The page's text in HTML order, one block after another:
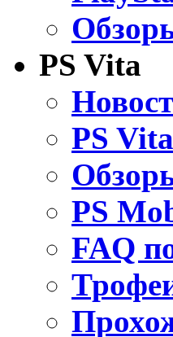
PS Vita
PS
PS
FAQ